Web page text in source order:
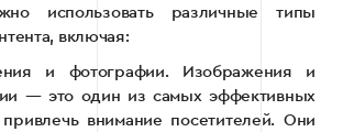
использовать различные типы
включая:
и фотографии. Изображения и
— это один из самых эффективных
привлечь внимание посетителей. Они